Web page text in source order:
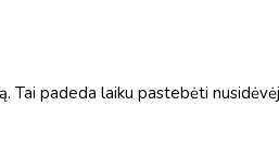
padeda laiku pastebėti